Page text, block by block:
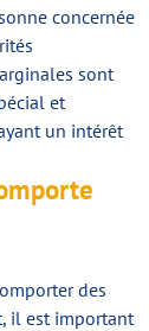
concernée
sont
et
un intérêt
des
il est important